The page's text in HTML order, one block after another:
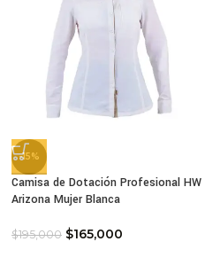
-15%
Camisa de Dotación Profesional HW
Arizona Mujer Blanca
$195,000 $165,000